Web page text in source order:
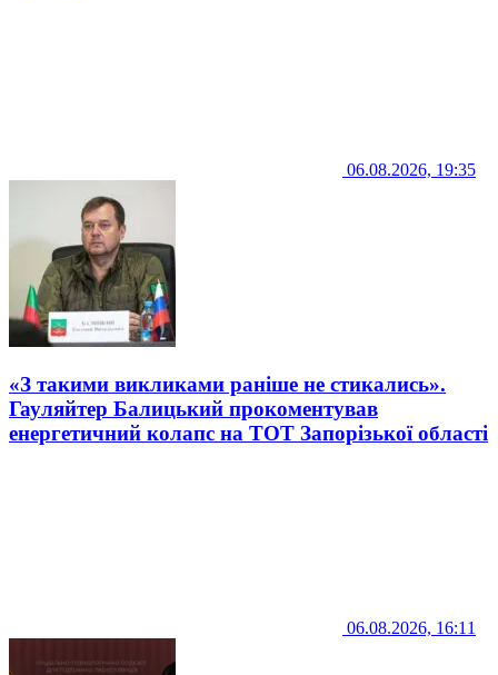
06.08.2026, 19:35
«З такими викликами раніше не стикались».
Гауляйтер Балицький прокоментував
енергетичний колапс на ТОТ Запорізької області
06.08.2026, 16:11